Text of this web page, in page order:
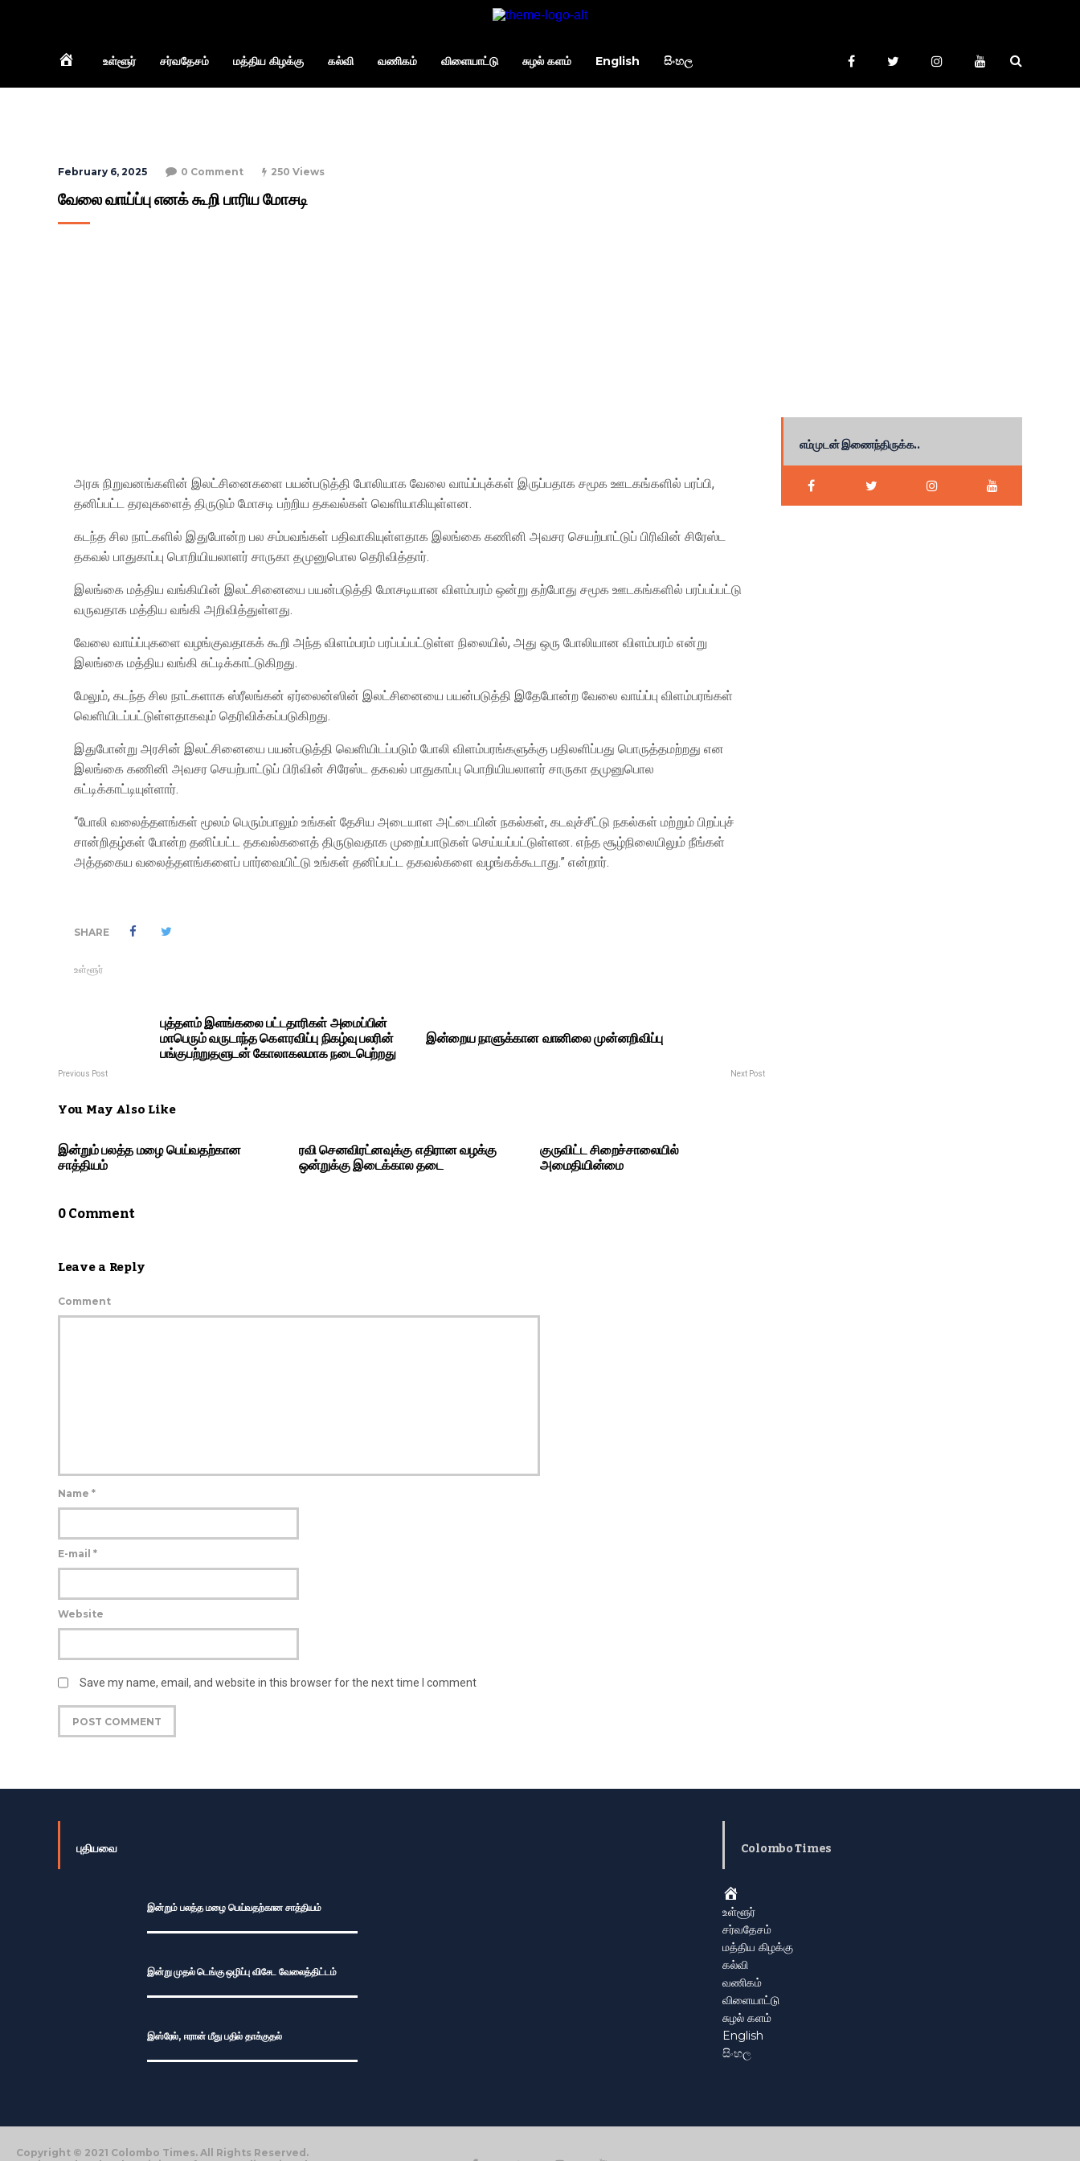
Homeஉள்ளூர் சர்வதேசம் மத்திய கிழக்கு கல்வி வணிகம் விளையாட்டு சுழல் களம் English සිංහල
February 6, 2025 0 Comment 250 Views
வேலை வாய்ப்பு எனக் கூறி பாரிய மோசடி
அரசு நிறுவனங்களின் இலட்சினைகளை பயன்படுத்தி போலியாக வேலை வாய்ப்புக்கள் இருப்பதாக சமூக ஊடகங்களில் பரப்பி,
தனிப்பட்ட தரவுகளைத் திருடும் மோசடி பற்றிய தகவல்கள் வெளியாகியுள்ளன.
கடந்த சில நாட்களில் இதுபோன்ற பல சம்பவங்கள் பதிவாகியுள்ளதாக இலங்கை கணினி அவசர செயற்பாட்டுப் பிரிவின் சிரேஸ்ட
தகவல் பாதுகாப்பு பொறியியலாளர் சாருகா தமுனுபொல தெரிவித்தார்.
இலங்கை மத்திய வங்கியின் இலட்சினையை பயன்படுத்தி மோசடியான விளம்பரம் ஒன்று தற்போது சமூக ஊடகங்களில் பரப்பப்பட்டு
வருவதாக மத்திய வங்கி அறிவித்துள்ளது.
வேலை வாய்ப்புகளை வழங்குவதாகக் கூறி அந்த விளம்பரம் பரப்பப்பட்டுள்ள நிலையில், அது ஒரு போலியான விளம்பரம் என்று
இலங்கை மத்திய வங்கி சுட்டிக்காட்டுகிறது.
மேலும், கடந்த சில நாட்களாக ஸ்ரீலங்கன் ஏர்லைன்ஸின் இலட்சினையை பயன்படுத்தி இதேபோன்ற வேலை வாய்ப்பு விளம்பரங்கள்
வெளியிடப்பட்டுள்ளதாகவும் தெரிவிக்கப்படுகிறது.
இதுபோன்று அரசின் இலட்சினையை பயன்படுத்தி வெளியிடப்படும் போலி விளம்பரங்களுக்கு பதிலளிப்பது பொருத்தமற்றது என
இலங்கை கணினி அவசர செயற்பாட்டுப் பிரிவின் சிரேஸ்ட தகவல் பாதுகாப்பு பொறியியலாளர் சாருகா தமுனுபொல
சுட்டிக்காட்டியுள்ளார்.
“போலி வலைத்தளங்கள் மூலம் பெரும்பாலும் உங்கள் தேசிய அடையாள அட்டையின் நகல்கள், கடவுச்சீட்டு நகல்கள் மற்றும் பிறப்புச்
சான்றிதழ்கள் போன்ற தனிப்பட்ட தகவல்களைத் திருடுவதாக முறைப்பாடுகள் செய்யப்பட்டுள்ளன. எந்த சூழ்நிலையிலும் நீங்கள்
அத்தகைய வலைத்தளங்களைப் பார்வையிட்டு உங்கள் தனிப்பட்ட தகவல்களை வழங்கக்கூடாது.” என்றார்.
SHARE
உள்ளூர்
புத்தளம் இளங்கலை பட்டதாரிகள் அமைப்பின்
மாபெரும் வருடாந்த கௌரவிப்பு நிகழ்வு பலரின்
பங்குபற்றுதளுடன் கோலாகலமாக நடைபெற்றது
Previous Post
இன்றைய நாளுக்கான வானிலை முன்னறிவிப்பு
Next Post
You May Also Like
இன்றும் பலத்த மழை பெய்வதற்கான
சாத்தியம்
ரவி செனவிரட்னவுக்கு எதிரான வழக்கு
ஒன்றுக்கு இடைக்கால தடை
குருவிட்ட சிறைச்சாலையில்
அமைதியின்மை
0 Comment
Leave a Reply
Comment
Name *
E-mail *
Website
Save my name, email, and website in this browser for the next time I comment
எம்முடன் இணைந்திருக்க..
புதியவை
இன்றும் பலத்த மழை பெய்வதற்கான சாத்தியம்
இன்று முதல் டெங்கு ஒழிப்பு விசேட வேலைத்திட்டம்
இஸ்ரேல், ஈரான் மீது பதில் தாக்குதல்
Colombo Times
உள்ளூர்
சர்வதேசம்
மத்திய கிழக்கு
கல்வி
வணிகம்
விளையாட்டு
சுழல் களம்
English
සිංහල
Copyright © 2021 Colombo Times. All Rights Reserved.